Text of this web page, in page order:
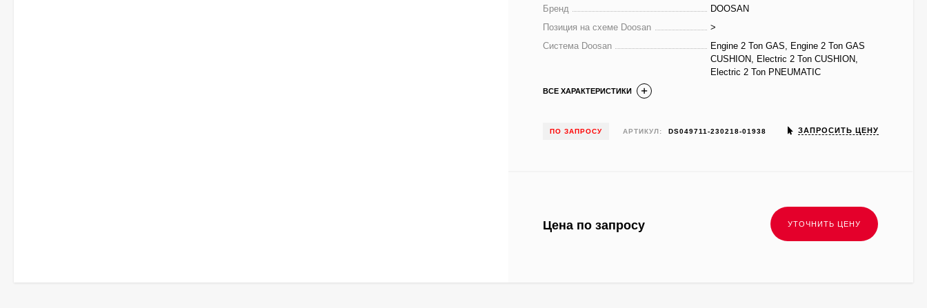
Бренд
DOOSAN
Позиция на схеме Doosan
>
Система Doosan
Engine 2 Ton GAS, Engine 2 Ton GAS
CUSHION, Electric 2 Ton CUSHION,
Electric 2 Ton PNEUMATIC
ВСЕ ХАРАКТЕРИСТИКИ
ПО ЗАПРОСУ АРТИКУЛ: DS049711-230218-01938 ЗАПРОСИТЬ ЦЕНУ
Цена по запросу